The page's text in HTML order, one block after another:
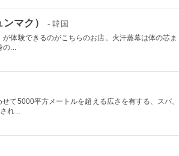
マク） - 韓国
体験できるのがこちらのお店。火汗蒸幕は体の芯ま
の...
て5000平方メートルを超える広さを有する、スパ、
れ...